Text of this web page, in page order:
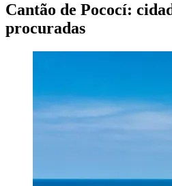
Cantão de Pococí:
procuradas